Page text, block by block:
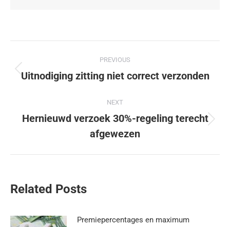
PREVIOUS
Uitnodiging zitting niet correct verzonden
NEXT
Hernieuwd verzoek 30%-regeling terecht
afgewezen
Related Posts
Premiepercentages en maximum